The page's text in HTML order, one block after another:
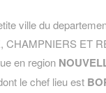
ville du
CHAMPNIERS ET
en region
le chef lieu est